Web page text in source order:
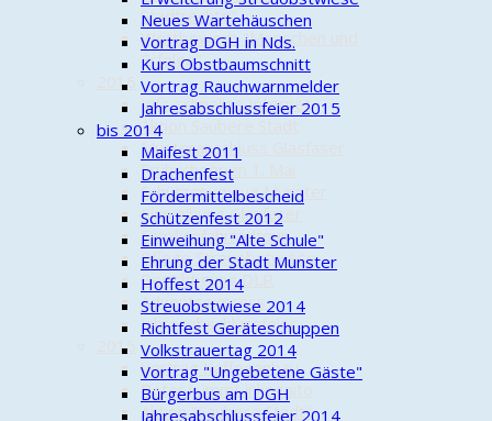
Stadtrechte"
Wettbewerb "Menschen und
Erfolge"
2016
Info schnelles Internet
Aktion Saubere Stadt
Musteranschluss Glasfaser
Frühschoppen 1. Mai
Schützenumzug Munster
Einweihung Glasfaser
Familienfahrradtour
Pflege Streuobstwiese
Besichtigung DLR
Adventsexpress
Jahresabschlussfeier
2015
Vortrag Kaffeeanbau
Peter kümmt inkognito
Aktion "Saubere Stadt"
Neues Wartehäuschen
Vortrag DGH in Nds.
Kurs Obstbaumschnitt
Vortrag Rauchwarnmelder
Jahresabschlussfeier 2015
bis 2014
Maifest 2011
Drachenfest
Fördermittelbescheid
Schützenfest 2012
Einweihung "Alte Schule"
Ehrung der Stadt Munster
Hoffest 2014
Streuobstwiese 2014
Richtfest Geräteschuppen
Volkstrauertag 2014
Vortrag "Ungebetene Gäste"
Bürgerbus am DGH
Jahresabschlussfeier 2014